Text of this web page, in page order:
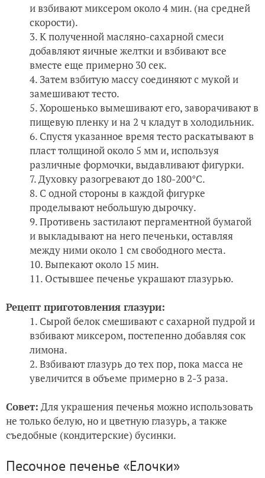
и взбивают миксером около 4 мин. (на средней
скорости).
К полученной масляно-сахарной смеси
добавляют яичные желтки и взбивают все
вместе еще примерно 30 сек.
Затем взбитую массу соединяют с мукой и
замешивают тесто.
Хорошенько вымешивают его, заворачивают в
пищевую пленку и на 2 ч кладут в холодильник.
Спустя указанное время тесто раскатывают в
пласт толщиной около 5 мм и, используя
различные формочки, выдавливают фигурки.
Духовку разогревают до 180-200°C.
С одной стороны в каждой фигурке
проделывают небольшую дырочку.
Противень застилают пергаментной бумагой
и выкладывают на него печеньки, оставляя
между ними около 1 см свободного места.
Выпекают около 15 мин.
Остывшее печенье украшают глазурью.
Рецепт приготовления глазури:
Сырой белок смешивают с сахарной пудрой и
взбивают миксером, постепенно добавляя сок
лимона.
Взбивают глазурь до тех пор, пока масса не
увеличится в объеме примерно в 2-3 раза.
Совет: Для украшения печенья можно использовать
не только белую, но и цветную глазурь, а также
съедобные (кондитерские) бусинки.
Песочное печенье «Елочки»